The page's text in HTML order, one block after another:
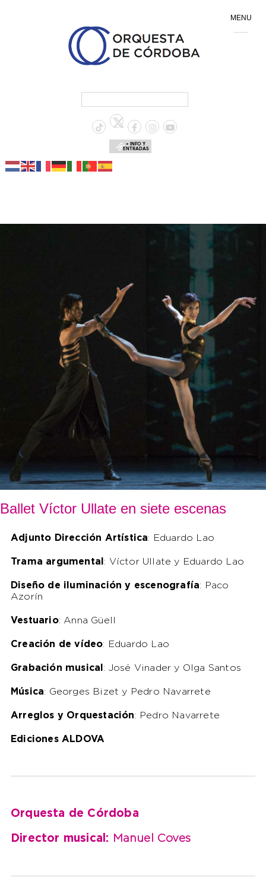
+ INFO Y
ENTRADAS
Ballet Víctor Ullate en siete escenas
Adjunto Dirección Artística: Eduardo Lao
Trama argumental : Víctor Ullate y Eduardo Lao
Diseño de iluminación y escenografía: Paco
Azorín
Vestuario: Anna Güell
Creación de vídeo: Eduardo Lao
Grabación musical : José Vinader y Olga Santos
Música: Georges Bizet y Pedro Navarrete
Arreglos y Orquestación : Pedro Navarrete
Ediciones ALDOVA
Orquesta de Córdoba
Director musical: Manuel Coves
MENU